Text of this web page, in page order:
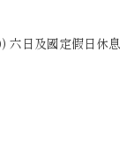
六日及國定假日休息